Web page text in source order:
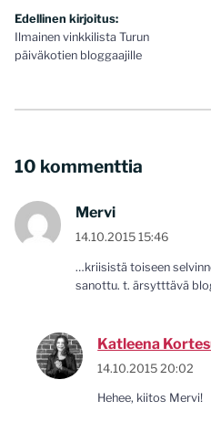
Artikkelien
selaus
Edellinen kirjoitus:
Ilmainen vinkkilista Turun
päiväkotien bloggaajille
10 kommenttia
Mervi
14.10.2015 15:46
…kriisistä toiseen
sanottu. t. ärsytttävä
Katleena
14.10.2015 20:02
Hehee, kiitos Mervi!